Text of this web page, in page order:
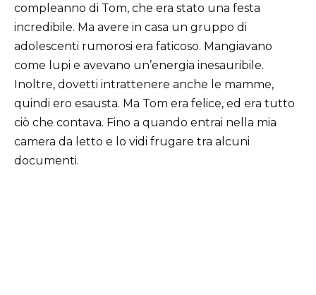
compleanno di Tom, che era stato una festa
incredibile. Ma avere in casa un gruppo di
adolescenti rumorosi era faticoso. Mangiavano
come lupi e avevano un’energia inesauribile.
Inoltre, dovetti intrattenere anche le mamme,
quindi ero esausta. Ma Tom era felice, ed era tutto
ciò che contava. Fino a quando entrai nella mia
camera da letto e lo vidi frugare tra alcuni
documenti.